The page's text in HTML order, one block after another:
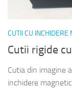
CUTII CU INCHIDERE
Cutii rigide
Cutia din imagine
inchidere